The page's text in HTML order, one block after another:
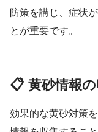
防策を講じ、症状
とが重要です。
📋 黄砂情報
効果的な黄砂対策